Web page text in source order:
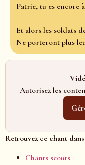
Patrie, tu es encore
Et alors les soldats
Ne porteront plus
Autorisez les
Retrouvez ce chant
Chants scouts